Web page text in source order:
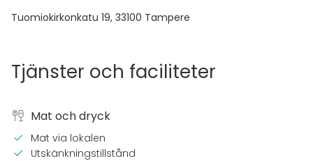
Tuomiokirkonkatu 19, 33100 Tampere
Tjänster och faciliteter
Mat och dryck
Mat via lokalen
Utskänkningstillstånd